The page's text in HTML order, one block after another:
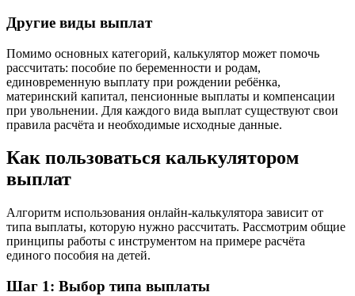
Другие виды выплат
Помимо основных категорий, калькулятор может помочь
рассчитать: пособие по беременности и родам,
единовременную выплату при рождении ребёнка,
материнский капитал, пенсионные выплаты и компенсации
при увольнении. Для каждого вида выплат существуют свои
правила расчёта и необходимые исходные данные.
Как пользоваться калькулятором
выплат
Алгоритм использования онлайн-калькулятора зависит от
типа выплаты, которую нужно рассчитать. Рассмотрим общие
принципы работы с инструментом на примере расчёта
единого пособия на детей.
Шаг 1: Выбор типа выплаты